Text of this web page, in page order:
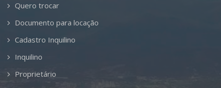
Quero trocar
Documento para locação
Cadastro Inquilino
Inquilino
Proprietário